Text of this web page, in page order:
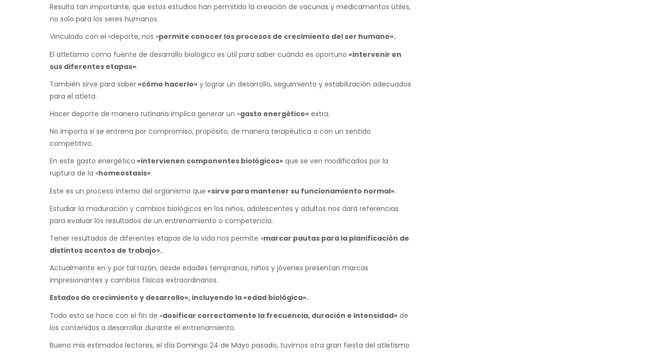
Resulta tan importante, que estos estudios han permitido la creación de vacunas y medicamentos útiles,
no solo para los seres humanos.
Vinculado con el «deporte, nos «permite conocer los procesos de crecimiento del ser humano».
El atletismo como fuente de desarrollo biológico es útil para saber cuándo es oportuno «intervenir en
sus diferentes etapas».
También sirve para saber«cómo hacerlo» y lograr un desarrollo, seguimiento y estabilización adecuados
para el atleta.
Hacer deporte de manera rutinaria implica generar un «gasto energético» extra.
No importa si se entrena por compromiso, propósito, de manera terapéutica o con un sentido
competitivo.
En este gasto energético «intervienen componentes biológicos» que se ven modificados por la
ruptura de la «homeostasis».
Este es un proceso interno del organismo que «sirve para mantener su funcionamiento normal».
Estudiar la maduración y cambios biológicos en los niños, adolescentes y adultos nos dará referencias
para evaluar los resultados de un entrenamiento o competencia.
Tener resultados de diferentes etapas de la vida nos permite «marcar pautas para la planificación de
distintos acentos de trabajo».
Actualmente en y por tal razón, desde edades tempranas, niños y jóvenes presentan marcas
impresionantes y cambios físicos extraordinarios.
Estados de crecimiento y desarrollo», incluyendo la «edad biológica».
Todo esto se hace con el fin de «dosificar correctamente la frecuencia, duración e intensidad» de
los contenidos a desarrollar durante el entrenamiento.
Bueno mis estimados lectores, el día Domingo 24 de Mayo pasado, tuvimos otra gran fiesta del atletismo